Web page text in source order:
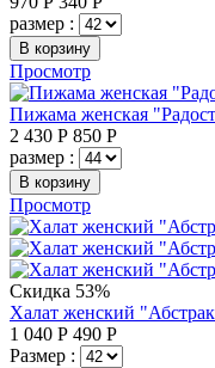
размер :
В корзину
Просмотр
Пижама женская
2 430 Р 850 Р
размер :
В корзину
Просмотр
Скидка 53%
Халат женский
1 040 Р 490 Р
Размер :